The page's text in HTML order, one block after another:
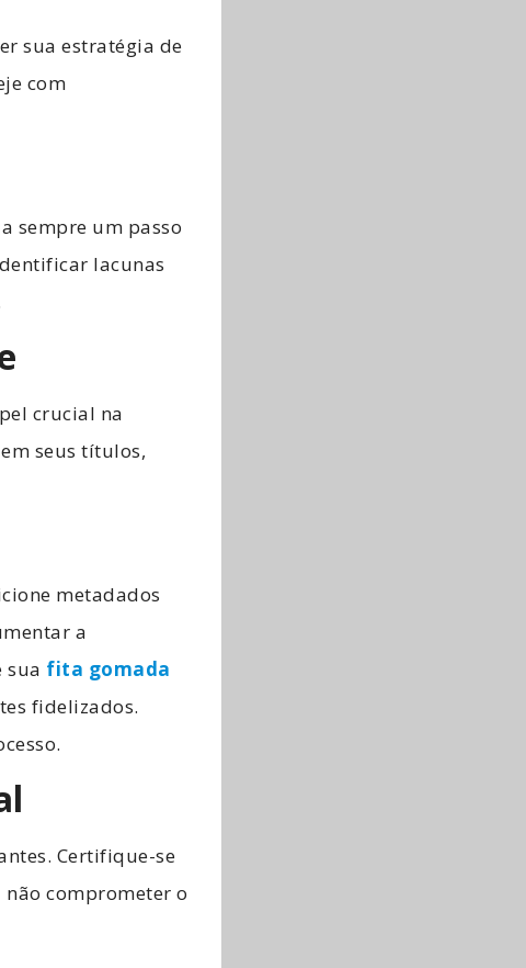
sua estratégia de
com
sempre um passo
lacunas
crucial na
seus títulos,
metadados
a
sua fita gomada
fidelizados.
Certifique-se
comprometer o